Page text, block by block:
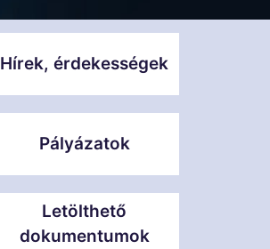
Hírek, érdekességek
Pályázatok
Letölthető
dokumentumok